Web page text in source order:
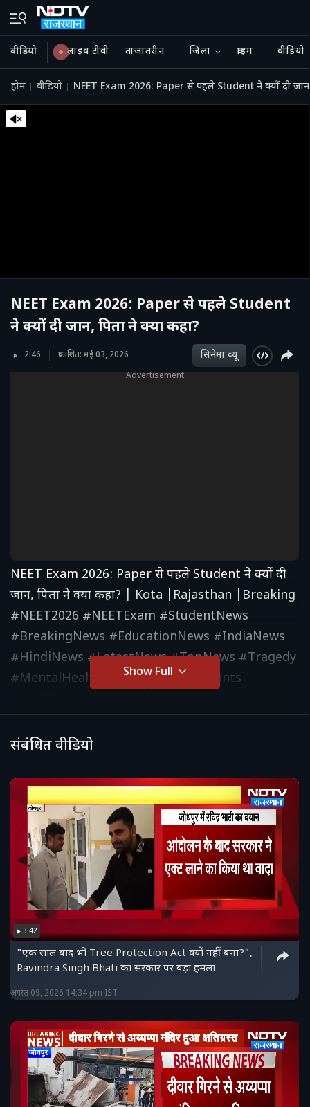
वीडियो लाइव टीवी ताजातरीन जिला क्राइम वीडियो
होम वीडियो NEET Exam 2026: Paper से पहले Student ने क्यों दी जान,
NEET Exam 2026: Paper से पहले Student
ने क्यों दी जान, पिता ने क्या कहा?
2:46 प्रकाशित: मई 03, 2026 सिनेमा व्‍यू
Advertisement
NEET Exam 2026: Paper से पहले Student ने क्यों दी
जान, पिता ने क्या कहा? | Kota |Rajasthan |Breaking
#NEET2026 #NEETExam #StudentNews
#BreakingNews #EducationNews #IndiaNews
#HindiNews #LatestNews #TopNews #Tragedy
#MentalHealth #NTA #NEETAspirants
Show Full
संबंधित वीडियो
3:42
"एक साल बाद भी Tree Protection Act क्यों नहीं बना?",
Ravindra Singh Bhati का सरकार पर बड़ा हमला
अगस्त 09, 2026 14:34 pm IST